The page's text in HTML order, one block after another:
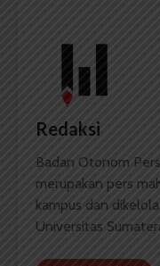
Redaksi
Badan Otonom
merupakan pers
kampus dan
Universitas